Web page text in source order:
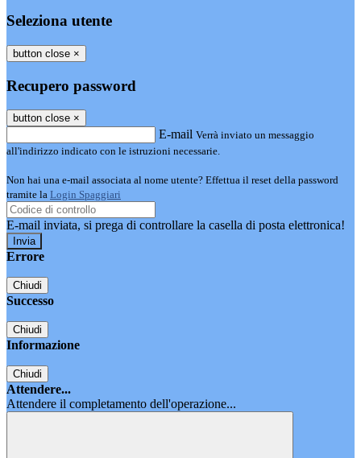
Seleziona utente
button close ×
Recupero password
button close ×
E-mail Verrà inviato un messaggio
all'indirizzo indicato con le istruzioni necessarie.
Non hai una e-mail associata al nome utente? Effettua il reset della password
tramite la Login Spaggiari
E-mail inviata, si prega di controllare la casella di posta elettronica!
Errore
Chiudi
Successo
Chiudi
Informazione
Chiudi
Attendere...
Attendere il completamento dell'operazione...